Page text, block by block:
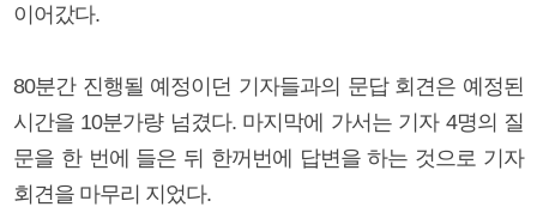
이어갔다.
80분간 진행될 예정이던 기자들과의 문답 회견은 예정된
시간을 10분가량 넘겼다. 마지막에 가서는 기자 4명의 질
문을 한 번에 들은 뒤 한꺼번에 답변을 하는 것으로 기자
회견을 마무리 지었다.